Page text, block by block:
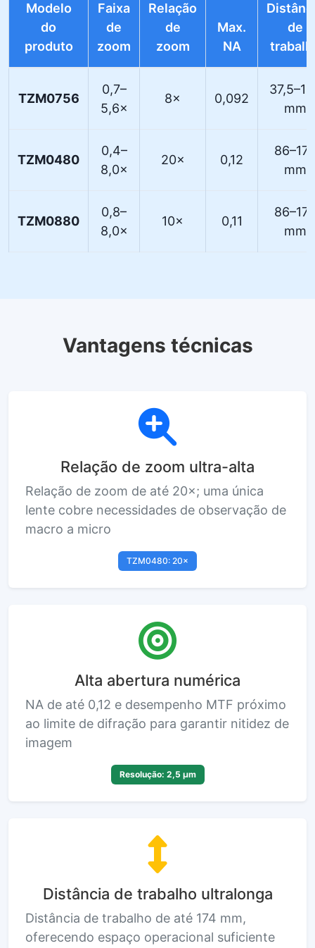
Modelo
do
produto
Faixa
de
zoom
Relação
de
zoom
Max.
NA
de
TZM0756
0,7–
5,6×
8× 0,092
mm
TZM0480
0,4–
8,0×
20× 0,12
mm
TZM0880
0,8–
8,0×
10× 0,11
mm
Vantagens técnicas
Relação de zoom ultra-alta
Relação de zoom de até 20×; uma única
lente cobre necessidades de observação de
macro a micro
TZM0480: 20×
Alta abertura numérica
NA de até 0,12 e desempenho MTF próximo
ao limite de difração para garantir nitidez de
imagem
Resolução: 2,5 µm
Distância de trabalho ultralonga
Distância de trabalho de até 174 mm,
oferecendo espaço operacional suficiente